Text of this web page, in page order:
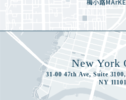
New York
31-00 47th Ave, Suite
NY 11101